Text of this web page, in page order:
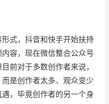
式，抖音和快手开始扶持
容，现在微信整合公众号
前对于多数创作者来说，
是创作者太多、观众变少
，毕竟创作者的另一个身